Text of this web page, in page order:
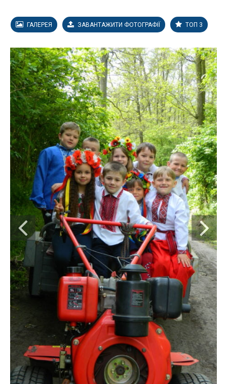
ГАЛЕРЕЯ ЗАВАНТАЖИТИ ФОТОГРАФІЇ ТОП 3